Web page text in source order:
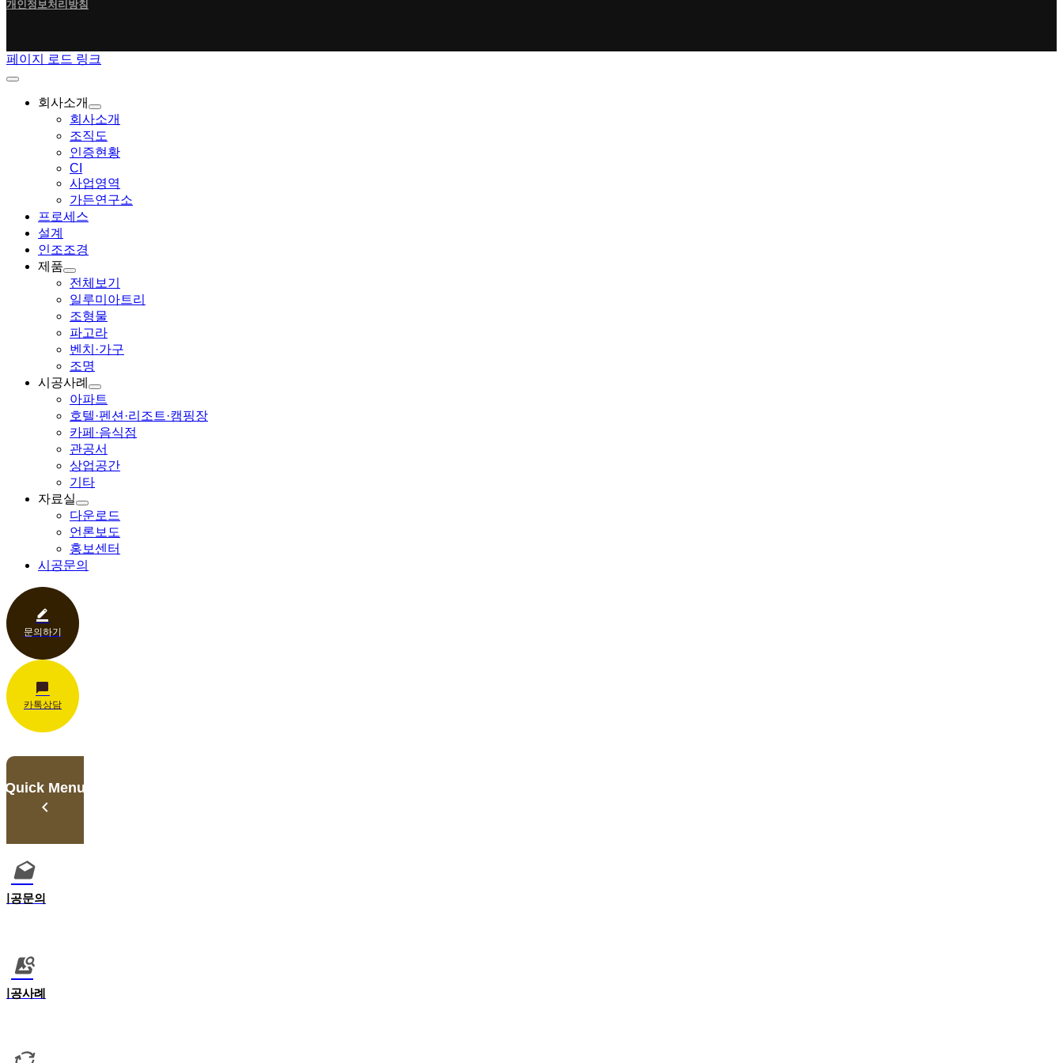
개인정보처리방침
페이지 로드 링크
회사소개
회사소개
조직도
인증현황
CI
사업영역
가든연구소
프로세스
설계
인조조경
제품
전체보기
일루미아트리
조형물
파고라
벤치·가구
조명
시공사례
아파트
호텔·펜션·리조트·캠핑장
카페·음식점
관공서
상업공간
기타
자료실
다운로드
언론보도
홍보센터
시공문의
문의하기
카톡상담
Quick Menu
공문의
공사례